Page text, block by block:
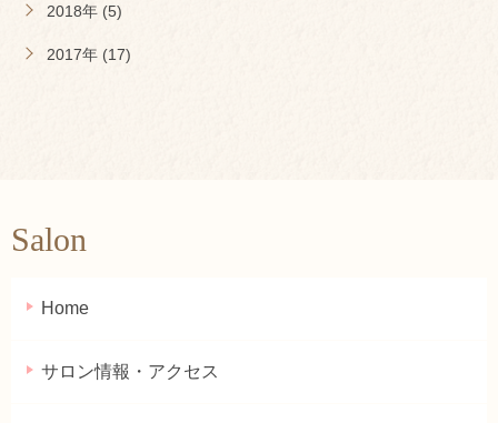
2018年 (5)
2017年 (17)
Salon
Home
サロン情報・アクセス